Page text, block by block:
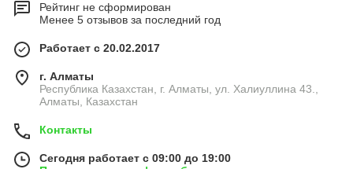
Рейтинг не сформирован
Менее 5 отзывов за последний год
Работает с 20.02.2017
г. Алматы
Республика Казахстан, г. Алматы, ул. Халиуллина 43.,
Алматы, Казахстан
Контакты
Сегодня работает с 09:00 до 19:00